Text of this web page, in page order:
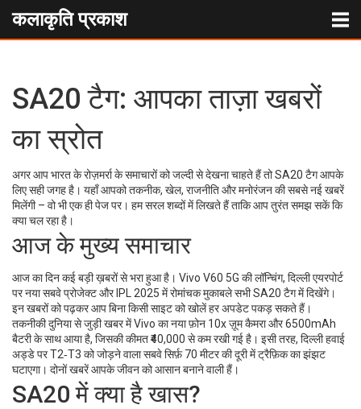
कलाकृति प्रकाश
SA20 टैग: आपका ताज़ा खबरों
का स्रोत
अगर आप भारत के रोज़मर्रा के समाचारों को जल्दी से देखना चाहते हैं तो SA20 टैग आपके
लिए सही जगह है। यहाँ आपको तकनीक, खेल, राजनीति और मनोरंजन की सबसे नई खबरें
मिलेंगी – वो भी एक ही पेज पर। हम सरल शब्दों में लिखते हैं ताकि आप तुरंत समझ सकें कि
क्या चल रहा है।
आज के मुख्य समाचार
आज का दिन कई बड़ी ख़बरों से भरा हुआ है। Vivo V60 5G की लॉन्चिंग, दिल्ली एयरपोर्ट
पर नया सबवे प्रोजेक्ट और IPL 2025 में रोमांचक मुकाबले सभी SA20 टैग में दिखेंगे।
इन खबरों को पढ़कर आप बिना किसी साइट को खोलें हर अपडेट पकड़ सकते हैं।
तकनीकी दुनिया से जुड़ी खबर में Vivo का नया फ़ोन 10x ज़ूम कैमरा और 6500mAh
बैटरी के साथ आया है, जिसकी कीमत ₹40,000 से कम रखी गई है। इसी तरह, दिल्ली हवाई
अड्डे पर T2‑T3 को जोड़ने वाला सबवे सिर्फ़ 70 मीटर की दूरी में ट्रैफ़िक का झंझट
घटाएगा। दोनों खबरें आपके जीवन को आसान बनाने वाली हैं।
SA20 में क्या है खास?